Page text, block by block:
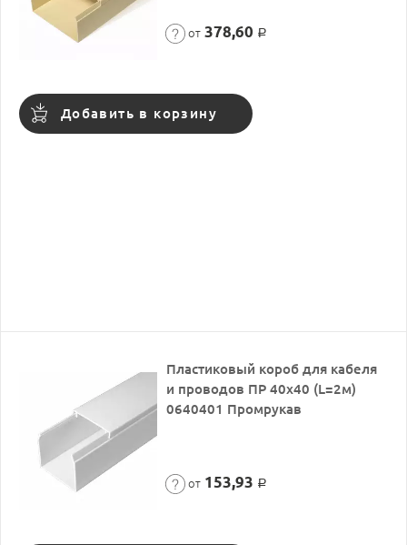
от 378,60 Р
Добавить в корзину
Пластиковый короб для кабеля
и проводов ПР 40х40 (L=2м)
0640401 Промрукав
от 153,93 Р